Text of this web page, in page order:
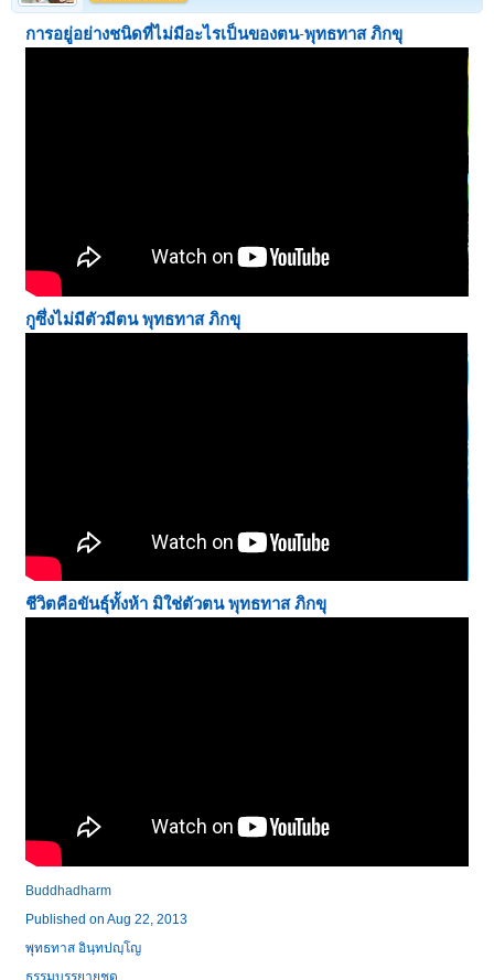
การอยู่อย่างชนิดที่ไม่มีอะไรเป็นของตน-พุทธทาส ภิกขุ
กูซึ่งไม่มีตัวมีตนพุทธทาส ภิกขุ
ชีวิตคือขันธุ์ทั้งห้า มิใช่ตัวตนพุทธทาส ภิกขุ
Buddhadharm
Published on Aug 22, 2013
พุทธทาส อินฺทปญฺโญ